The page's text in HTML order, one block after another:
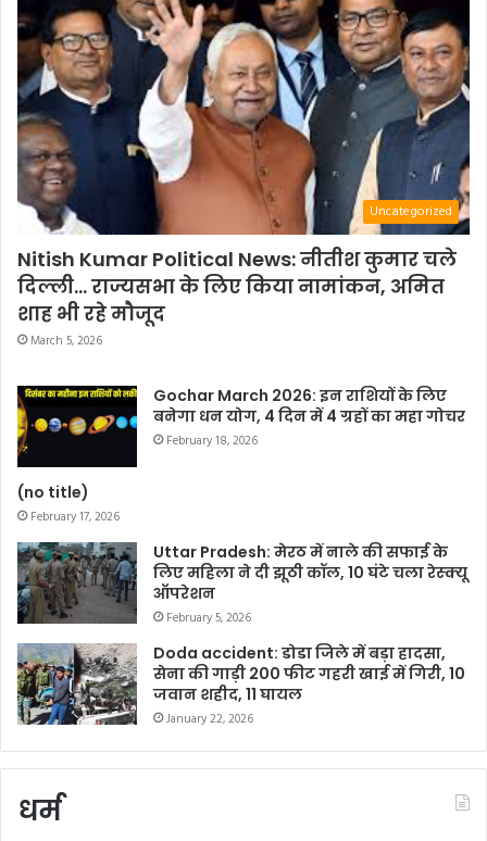
Uncategorized
Nitish Kumar Political News: नीतीश कुमार चले
दिल्ली… राज्यसभा के लिए किया नामांकन, अमित
शाह भी रहे मौजूद
March 5, 2026
Gochar March 2026: इन राशियों के लिए
बनेगा धन योग, 4 दिन में 4 ग्रहों का महा गोचर
February 18, 2026
(no title)
February 17, 2026
Uttar Pradesh: मेरठ में नाले की सफाई के
लिए महिला ने दी झूठी कॉल, 10 घंटे चला रेस्क्यू
ऑपरेशन
February 5, 2026
Doda accident: डोडा जिले में बड़ा हादसा,
सेना की गाड़ी 200 फीट गहरी खाई में गिरी, 10
जवान शहीद, 11 घायल
January 22, 2026
धर्म